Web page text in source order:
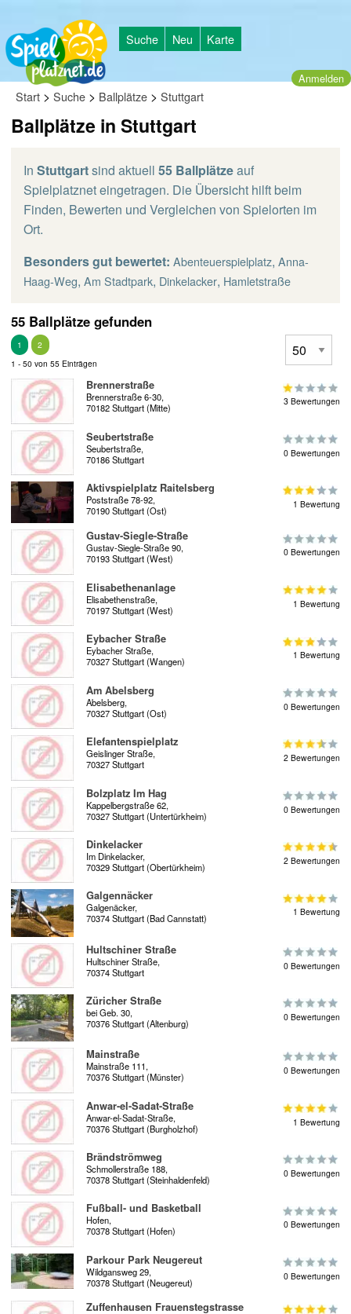
Suche Neu Karte
Anmelden
Start > Suche > Ballplätze > Stuttgart
Ballplätze in Stuttgart
In Stuttgartsind aktuell 55 Ballplätzeauf
Spielplatznet eingetragen. Die Übersicht hilft beim
Finden, Bewerten und Vergleichen von Spielorten im
Ort.
Besonders gut bewertet: Abenteuerspielplatz, Anna-
Haag-Weg, Am Stadtpark, Dinkelacker, Hamletstraße
55 Ballplätze gefunden
1
2
1 - 50 von 55 Einträgen
Brennerstraße
Brennerstraße 6-30,
70182 Stuttgart (Mitte)
3 Bewertungen
Seubertstraße
Seubertstraße,
70186 Stuttgart
0 Bewertungen
Aktivspielplatz Raitelsberg
Poststraße 78-92,
70190 Stuttgart (Ost)
1 Bewertung
Gustav-Siegle-Straße
Gustav-Siegle-Straße 90,
70193 Stuttgart (West)
0 Bewertungen
Elisabethenanlage
Elisabethenstraße,
70197 Stuttgart (West)
1 Bewertung
Eybacher Straße
Eybacher Straße,
70327 Stuttgart (Wangen)
1 Bewertung
Am Abelsberg
Abelsberg,
70327 Stuttgart (Ost)
0 Bewertungen
Elefantenspielplatz
Geislinger Straße,
70327 Stuttgart
2 Bewertungen
Bolzplatz Im Hag
Kappelbergstraße 62,
70327 Stuttgart (Untertürkheim)
0 Bewertungen
Dinkelacker
Im Dinkelacker,
70329 Stuttgart (Obertürkheim)
2 Bewertungen
Galgennäcker
Galgenäcker,
70374 Stuttgart (Bad Cannstatt)
1 Bewertung
Hultschiner Straße
Hultschiner Straße,
70374 Stuttgart
0 Bewertungen
Züricher Straße
bei Geb. 30,
70376 Stuttgart (Altenburg)
0 Bewertungen
Mainstraße
Mainstraße 111,
70376 Stuttgart (Münster)
0 Bewertungen
Anwar-el-Sadat-Straße
Anwar-el-Sadat-Straße,
70376 Stuttgart (Burgholzhof)
1 Bewertung
Brändströmweg
Schmollerstraße 188,
70378 Stuttgart (Steinhaldenfeld)
0 Bewertungen
Fußball- und Basketball
Hofen,
70378 Stuttgart (Hofen)
0 Bewertungen
Parkour Park Neugereut
Wildgansweg 29,
70378 Stuttgart (Neugereut)
0 Bewertungen
Zuffenhausen Frauenstegstrasse